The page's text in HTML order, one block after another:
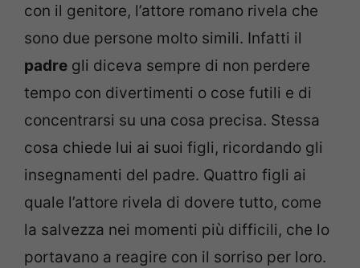
con il genitore, l’attore romano rivela che
sono due persone molto simili. Infatti il
padre gli diceva sempre di non perdere
tempo con divertimenti o cose futili e di
concentrarsi su una cosa precisa. Stessa
cosa chiede lui ai suoi figli, ricordando gli
insegnamenti del padre. Quattro figli ai
quale l’attore rivela di dovere tutto, come
la salvezza nei momenti più difficili, che lo
portavano a reagire con il sorriso per loro.